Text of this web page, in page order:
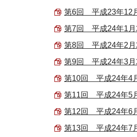
第6回 平成23年12
第7回 平成24年1月
第8回 平成24年2月
第9回 平成24年3月
第10回 平成24年4
第11回 平成24年5
第12回 平成24年6
第13回 平成24年7